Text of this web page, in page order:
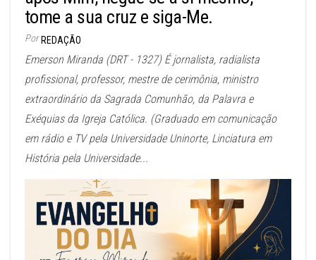
tome a sua cruz e siga-Me.
Por REDAÇÃO
Emerson Miranda (DRT - 1327) É jornalista, radialista
profissional, professor, mestre de cerimônia, ministro
extraordinário da Sagrada Comunhão, da Palavra e
Exéquias da Igreja Católica. (Graduado em comunicação
em rádio e TV pela Universidade Uninorte, Linciatura em
História pela Universidade...